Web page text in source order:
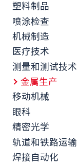
塑料制品
喷涂检查
机械制造
医疗技术
测量和测试技术
金属生产
移动机械
眼科
精密光学
轨道和铁路运输
焊接自动化